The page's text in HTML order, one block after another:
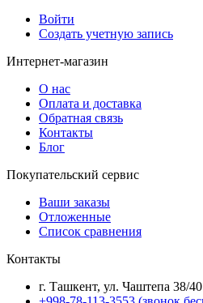
Войти
Создать учетную запись
Интернет-магазин
О нас
Оплата и доставка
Обратная связь
Контакты
Блог
Покупательский сервис
Ваши заказы
Отложенные
Список сравнения
Контакты
г. Ташкент, ул. Чаштепа 38/40